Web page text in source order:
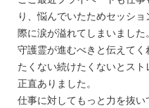
り、悩んでいたためセッシ
際に涙が溢れてしまいました。
守護霊が進むべきと伝えて
たくない続けたくないとス
正直ありました。
仕事に対してもっと力を抜